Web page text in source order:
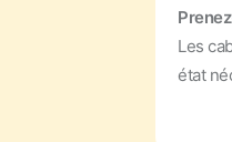
Les
état